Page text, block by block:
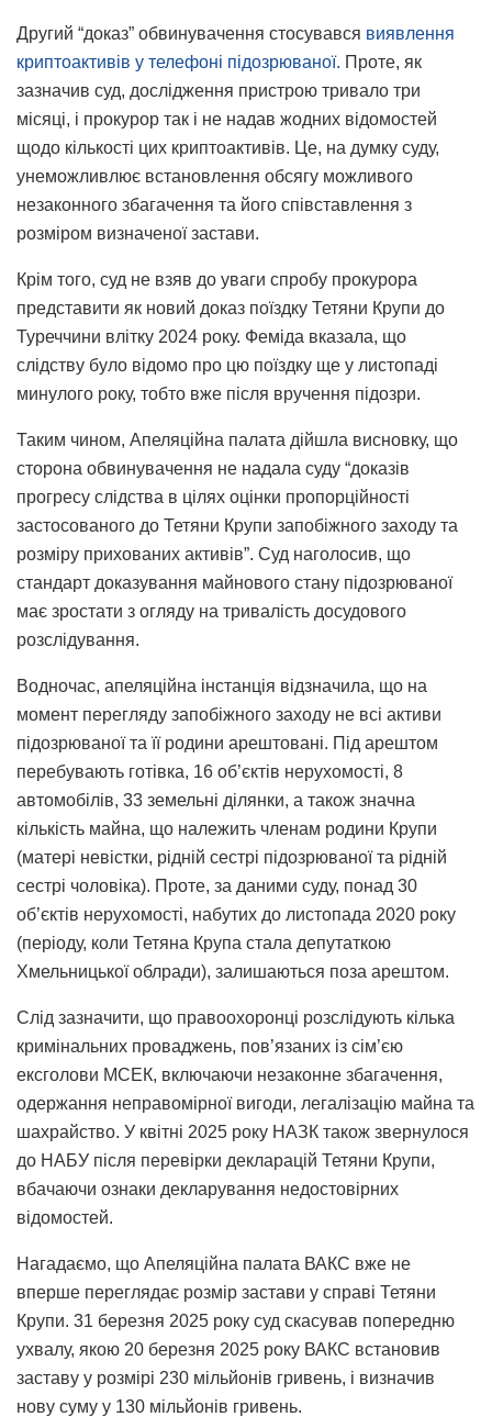
Другий “доказ” обвинувачення стосувався виявлення
криптоактивів у телефоні підозрюваної. Проте, як
зазначив суд, дослідження пристрою тривало три
місяці, і прокурор так і не надав жодних відомостей
щодо кількості цих криптоактивів. Це, на думку суду,
унеможливлює встановлення обсягу можливого
незаконного збагачення та його співставлення з
розміром визначеної застави.
Крім того, суд не взяв до уваги спробу прокурора
представити як новий доказ поїздку Тетяни Крупи до
Туреччини влітку 2024 року. Феміда вказала, що
слідству було відомо про цю поїздку ще у листопаді
минулого року, тобто вже після вручення підозри.
Таким чином, Апеляційна палата дійшла висновку, що
сторона обвинувачення не надала суду “доказів
прогресу слідства в цілях оцінки пропорційності
застосованого до Тетяни Крупи запобіжного заходу та
розміру прихованих активів”. Суд наголосив, що
стандарт доказування майнового стану підозрюваної
має зростати з огляду на тривалість досудового
розслідування.
Водночас, апеляційна інстанція відзначила, що на
момент перегляду запобіжного заходу не всі активи
підозрюваної та її родини арештовані. Під арештом
перебувають готівка, 16 об’єктів нерухомості, 8
автомобілів, 33 земельні ділянки, а також значна
кількість майна, що належить членам родини Крупи
(матері невістки, рідній сестрі підозрюваної та рідній
сестрі чоловіка). Проте, за даними суду, понад 30
об’єктів нерухомості, набутих до листопада 2020 року
(періоду, коли Тетяна Крупа стала депутаткою
Хмельницької облради), залишаються поза арештом.
Слід зазначити, що правоохоронці розслідують кілька
кримінальних проваджень, пов’язаних із сім’єю
ексголови МСЕК, включаючи незаконне збагачення,
одержання неправомірної вигоди, легалізацію майна та
шахрайство. У квітні 2025 року НАЗК також звернулося
до НАБУ після перевірки декларацій Тетяни Крупи,
вбачаючи ознаки декларування недостовірних
відомостей.
Нагадаємо, що Апеляційна палата ВАКС вже не
вперше переглядає розмір застави у справі Тетяни
Крупи. 31 березня 2025 року суд скасував попередню
ухвалу, якою 20 березня 2025 року ВАКС встановив
заставу у розмірі 230 мільйонів гривень, і визначив
нову суму у 130 мільйонів гривень.